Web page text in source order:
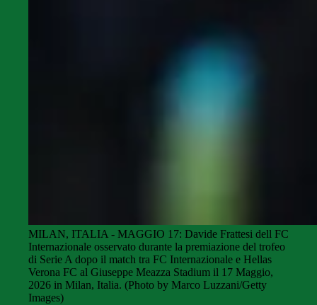
MILAN, ITALIA - MAGGIO 17: Davide Frattesi dell FC
Internazionale osservato durante la premiazione del trofeo
di Serie A dopo il match tra FC Internazionale e Hellas
Verona FC al Giuseppe Meazza Stadium il 17 Maggio,
2026 in Milan, Italia. (Photo by Marco Luzzani/Getty
Images)